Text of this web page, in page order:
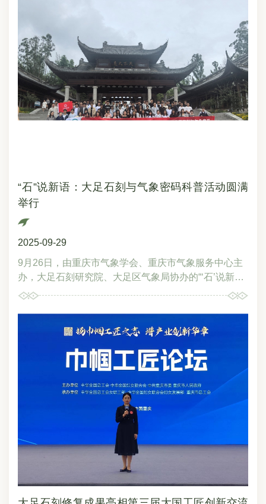
度重视，把握形势；二是全面排查，强化整改；三是精
心组织，万无一失。各处室（中心）负责人，宝顶山石
刻管理中心、北山石刻管理中心、数字展示和游客接待
中心安全生产岗位负责人参会。
“石”说新语：大足石刻与气象密码科普活动圆满
举行
2025-09-29
9月26日，由重庆市气象学会、重庆市气象服务中心主
办，大足石刻研究院、大足区气象局协办的“‘石’说新
语：大足石刻与气象密码”特色科普活动在宝顶山石刻
共同探秘气象与文化遗产保护的“共生”关系。活动合影
在大足石刻博物馆，科普爱好者通过参观展陈的图文资
料、视频以及相关实物等方式，建立起气象侵蚀“病害
图谱”，并从理论层面认知气候变化与文化遗产存续的
内在关联。在宝顶山石刻大佛湾，科普爱好者近距离观
察石刻风化、水害等文物病害现状，探讨气象因子与文
物病害形成的内在机理。文博副研究馆员冯太彬以圆觉
洞及千手观音为例，为大家讲解在半封闭环境下洞内外
温湿度差异、通风条件对石刻保存状态的影响以及露天
与洞窟内石刻风化区别；同时，以卧佛造像为例，详细
阐释了降水沿裂隙渗透、干湿循环加速可溶盐结晶与溶